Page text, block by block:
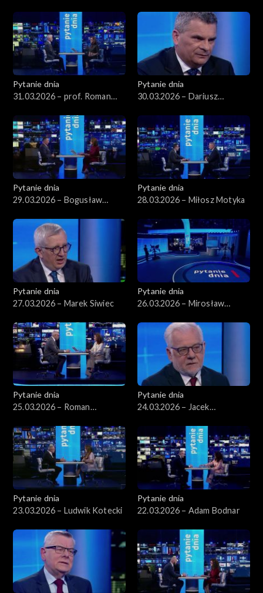
Pytanie dnia
31.03.2026 – prof. Roman
Pytanie dnia
30.03.2026 – Dariusz
Pytanie dnia
29.03.2026 – Bogusław
Pytanie dnia
28.03.2026 – Miłosz Motyka
Pytanie dnia
27.03.2026 – Marek Siwiec
Pytanie dnia
26.03.2026 – Mirosław
Pytanie dnia
25.03.2026 – Roman
Pytanie dnia
24.03.2026 – Jacek
Pytanie dnia
23.03.2026 – Ludwik Kotecki
Pytanie dnia
22.03.2026 – Adam Bodnar